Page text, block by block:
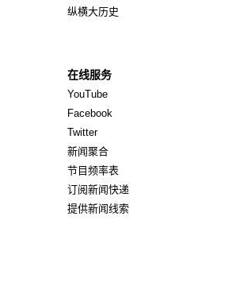
纵横大历史
在线服务
YouTube
Facebook
TwitterOpens in new window
新闻聚合
节目频率表
订阅新闻快递
提供新闻线索